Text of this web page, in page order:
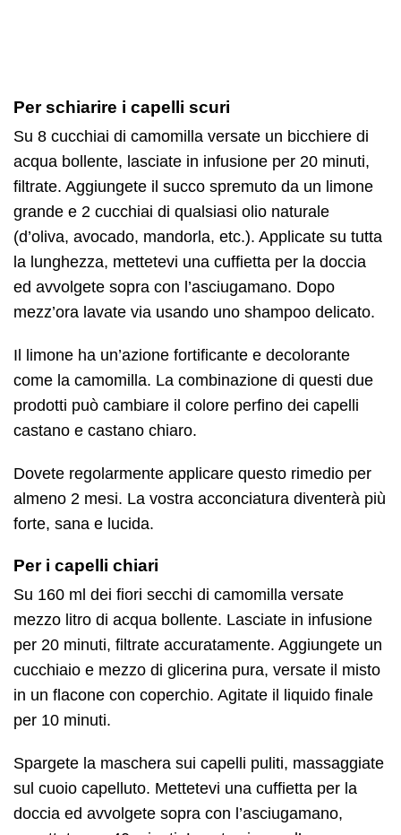
Per schiarire i capelli scuri
Su 8 cucchiai di camomilla versate un bicchiere di
acqua bollente, lasciate in infusione per 20 minuti,
filtrate. Aggiungete il succo spremuto da un limone
grande e 2 cucchiai di qualsiasi olio naturale
(d’oliva, avocado, mandorla, etc.). Applicate su tutta
la lunghezza, mettetevi una cuffietta per la doccia
ed avvolgete sopra con l’asciugamano. Dopo
mezz’ora lavate via usando uno shampoo delicato.
Il limone ha un’azione fortificante e decolorante
come la camomilla. La combinazione di questi due
prodotti può cambiare il colore perfino dei capelli
castano e castano chiaro.
Dovete regolarmente applicare questo rimedio per
almeno 2 mesi. La vostra acconciatura diventerà più
forte, sana e lucida.
Per i capelli chiari
Su 160 ml dei fiori secchi di camomilla versate
mezzo litro di acqua bollente. Lasciate in infusione
per 20 minuti, filtrate accuratamente. Aggiungete un
cucchiaio e mezzo di glicerina pura, versate il misto
in un flacone con coperchio. Agitate il liquido finale
per 10 minuti.
Spargete la maschera sui capelli puliti, massaggiate
sul cuoio capelluto. Mettetevi una cuffietta per la
doccia ed avvolgete sopra con l’asciugamano,